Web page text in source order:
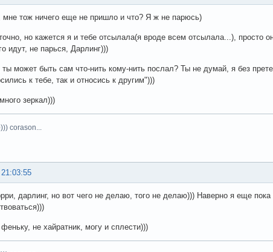
мне тож ничего еще не пришло и что? Я ж не парюсь)
но кажется я и тебе отсылала(я вроде всем отсылала...), просто
идут, не парься, Дарлинг)))
может быть сам что-нить кому-нить послал? Ты не думай, я без
к тебе, так и относись к другим")))
зеркал)))
corason...
дарлинг, но вот чего не делаю, того не делаю))) Наверно я еще пока
не хайратник, могу и сплести)))